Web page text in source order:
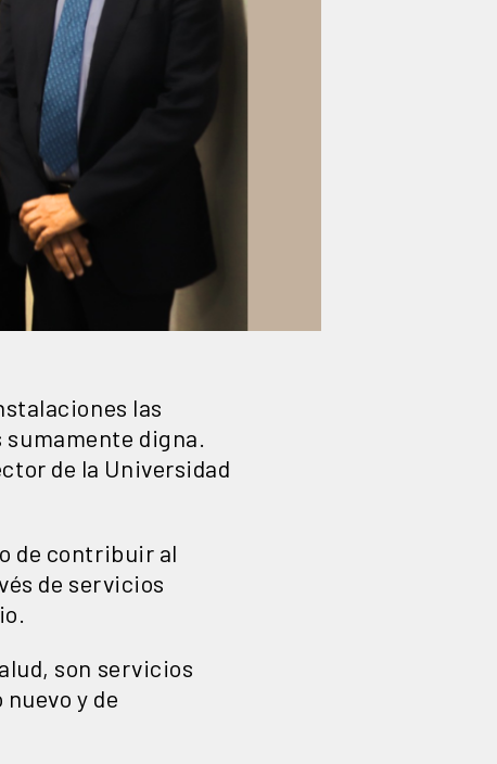
las
digna.
de la Universidad
de contribuir al
de servicios
son servicios
y de